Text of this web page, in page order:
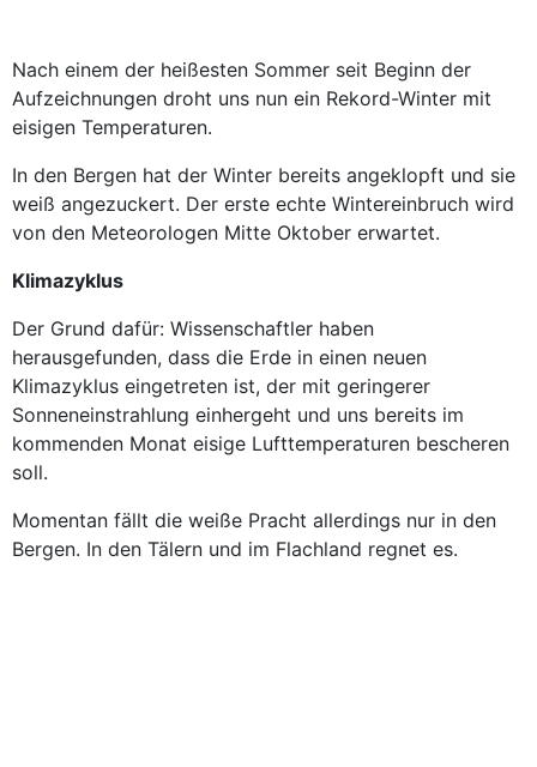
Nach einem der heißesten Sommer seit Beginn der
Aufzeichnungen droht uns nun ein Rekord-Winter mit
eisigen Temperaturen.
In den Bergen hat der Winter bereits angeklopft und sie
weiß angezuckert. Der erste echte Wintereinbruch wird
von den Meteorologen Mitte Oktober erwartet.
Klimazyklus
Der Grund dafür: Wissenschaftler haben
herausgefunden, dass die Erde in einen neuen
Klimazyklus eingetreten ist, der mit geringerer
Sonneneinstrahlung einhergeht und uns bereits im
kommenden Monat eisige Lufttemperaturen bescheren
soll.
Momentan fällt die weiße Pracht allerdings nur in den
Bergen. In den Tälern und im Flachland regnet es.